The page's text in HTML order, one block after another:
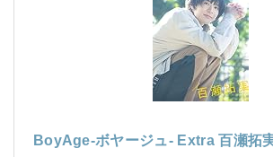
BoyAge-ボヤージュ- Extra 百瀬拓